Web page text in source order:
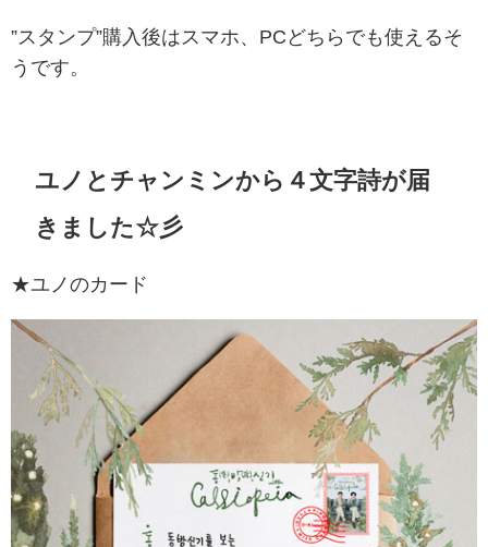
”スタンプ”購入後はスマホ、PCどちらでも使えるそ
うです。
ユノとチャンミンから４文字詩が届
きました☆彡
★ユノのカード